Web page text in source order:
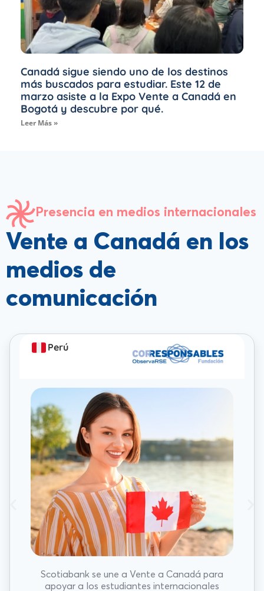
Canadá sigue siendo uno de los destinos
más buscados para estudiar. Este 12 de
marzo asiste a la Expo Vente a Canadá en
Bogotá y descubre por qué.
Leer Más »
Presencia en medios internacionales
Vente a Canadá en los
medios de
comunicación
Perú
Scotiabank se une a Vente a Canadá para
apoyar a los estudiantes internacionales